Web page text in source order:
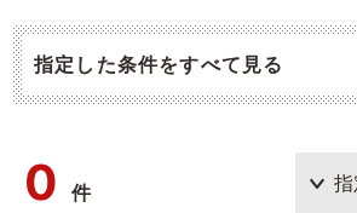
指定した条件をすべて見る
0件